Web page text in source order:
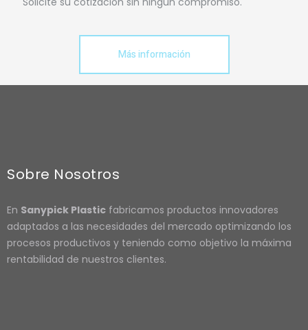
Más información
Sobre Nosotros
En Sanypick Plastic fabricamos productos innovadores
adaptados a las necesidades del mercado optimizando los
procesos productivos y teniendo como objetivo la máxima
rentabilidad de nuestros clientes.